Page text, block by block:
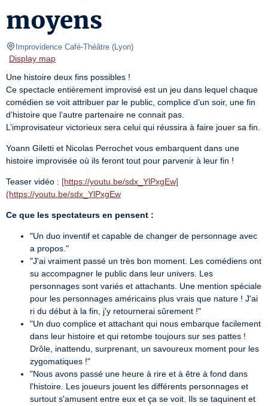
moyens
Improvidence Café-Théâtre (Lyon)
Display map
Une histoire deux fins possibles !
Ce spectacle entièrement improvisé est un jeu dans lequel chaque
comédien se voit attribuer par le public, complice d’un soir, une fin
d’histoire que l’autre partenaire ne connait pas.
L’improvisateur victorieux sera celui qui réussira à faire jouer sa fin.
Yoann Giletti et Nicolas Perrochet vous embarquent dans une
histoire improvisée où ils feront tout pour parvenir à leur fin !
Teaser vidéo : [https://youtu.be/sdx_YlPxgEw]
(https://youtu.be/sdx_YlPxgEw
Ce que les spectateurs en pensent :
"Un duo inventif et capable de changer de personnage avec
a propos."
"J'ai vraiment passé un très bon moment. Les comédiens ont
su accompagner le public dans leur univers. Les
personnages sont variés et attachants. Une mention spéciale
pour les personnages américains plus vrais que nature ! J'ai
ri du début à la fin, j'y retournerai sûrement !"
"Un duo complice et attachant qui nous embarque facilement
dans leur histoire et qui retombe toujours sur ses pattes !
Drôle, inattendu, surprenant, un savoureux moment pour les
zygomatiques !"
"Nous avons passé une heure à rire et à être à fond dans
l'histoire. Les joueurs jouent les différents personnages et
surtout s'amusent entre eux et ça se voit. Ils se taquinent et